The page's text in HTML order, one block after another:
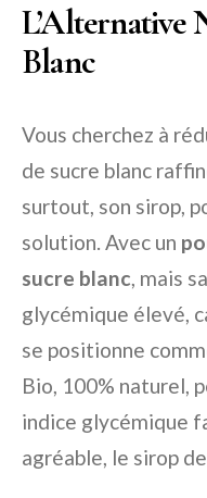
L’Alternative
Blanc
Vous cherchez à
de sucre blanc
surtout, son sirop,
solution. Avec un
sucre blanc, mais
glycémique élevé,
se positionne
Bio, 100% naturel,
indice glycémique
agréable, le sirop